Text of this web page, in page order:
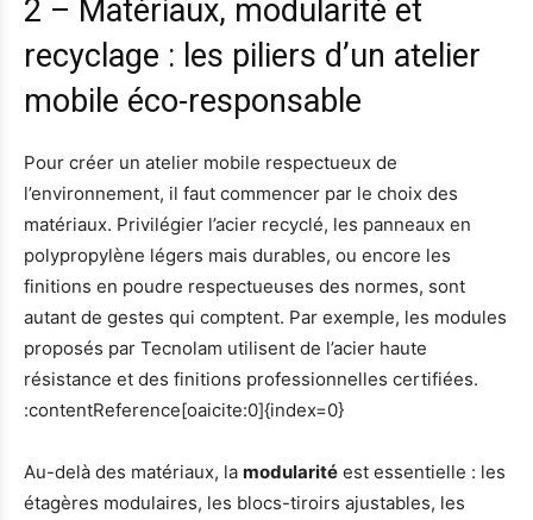
2 – Matériaux, modularité et
recyclage : les piliers d’un atelier
mobile éco-responsable
Pour créer un atelier mobile respectueux de
l’environnement, il faut commencer par le choix des
matériaux. Privilégier l’acier recyclé, les panneaux en
polypropylène légers mais durables, ou encore les
finitions en poudre respectueuses des normes, sont
autant de gestes qui comptent. Par exemple, les modules
proposés par Tecnolam utilisent de l’acier haute
résistance et des finitions professionnelles certifiées.
:contentReference[oaicite:0]{index=0}
Au-delà des matériaux, la modularité est essentielle : les
étagères modulaires, les blocs-tiroirs ajustables, les